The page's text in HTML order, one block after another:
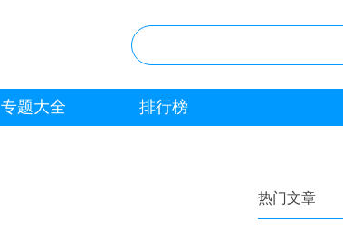
专题大全 排行榜
热门文章